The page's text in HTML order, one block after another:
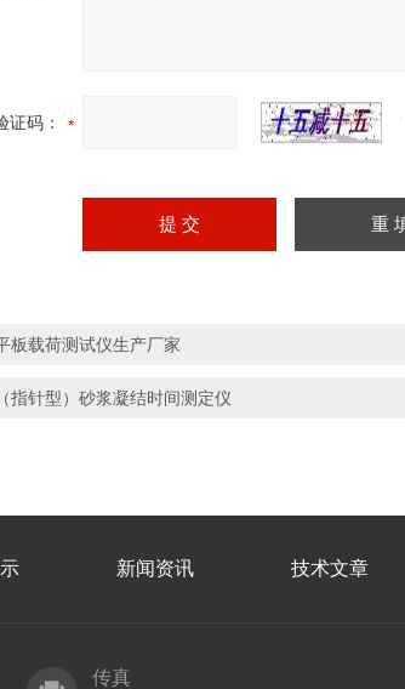
证码：
板载荷测试仪生产厂家
（指针型）砂浆凝结时间测定仪
新闻资讯 技术文章
传真